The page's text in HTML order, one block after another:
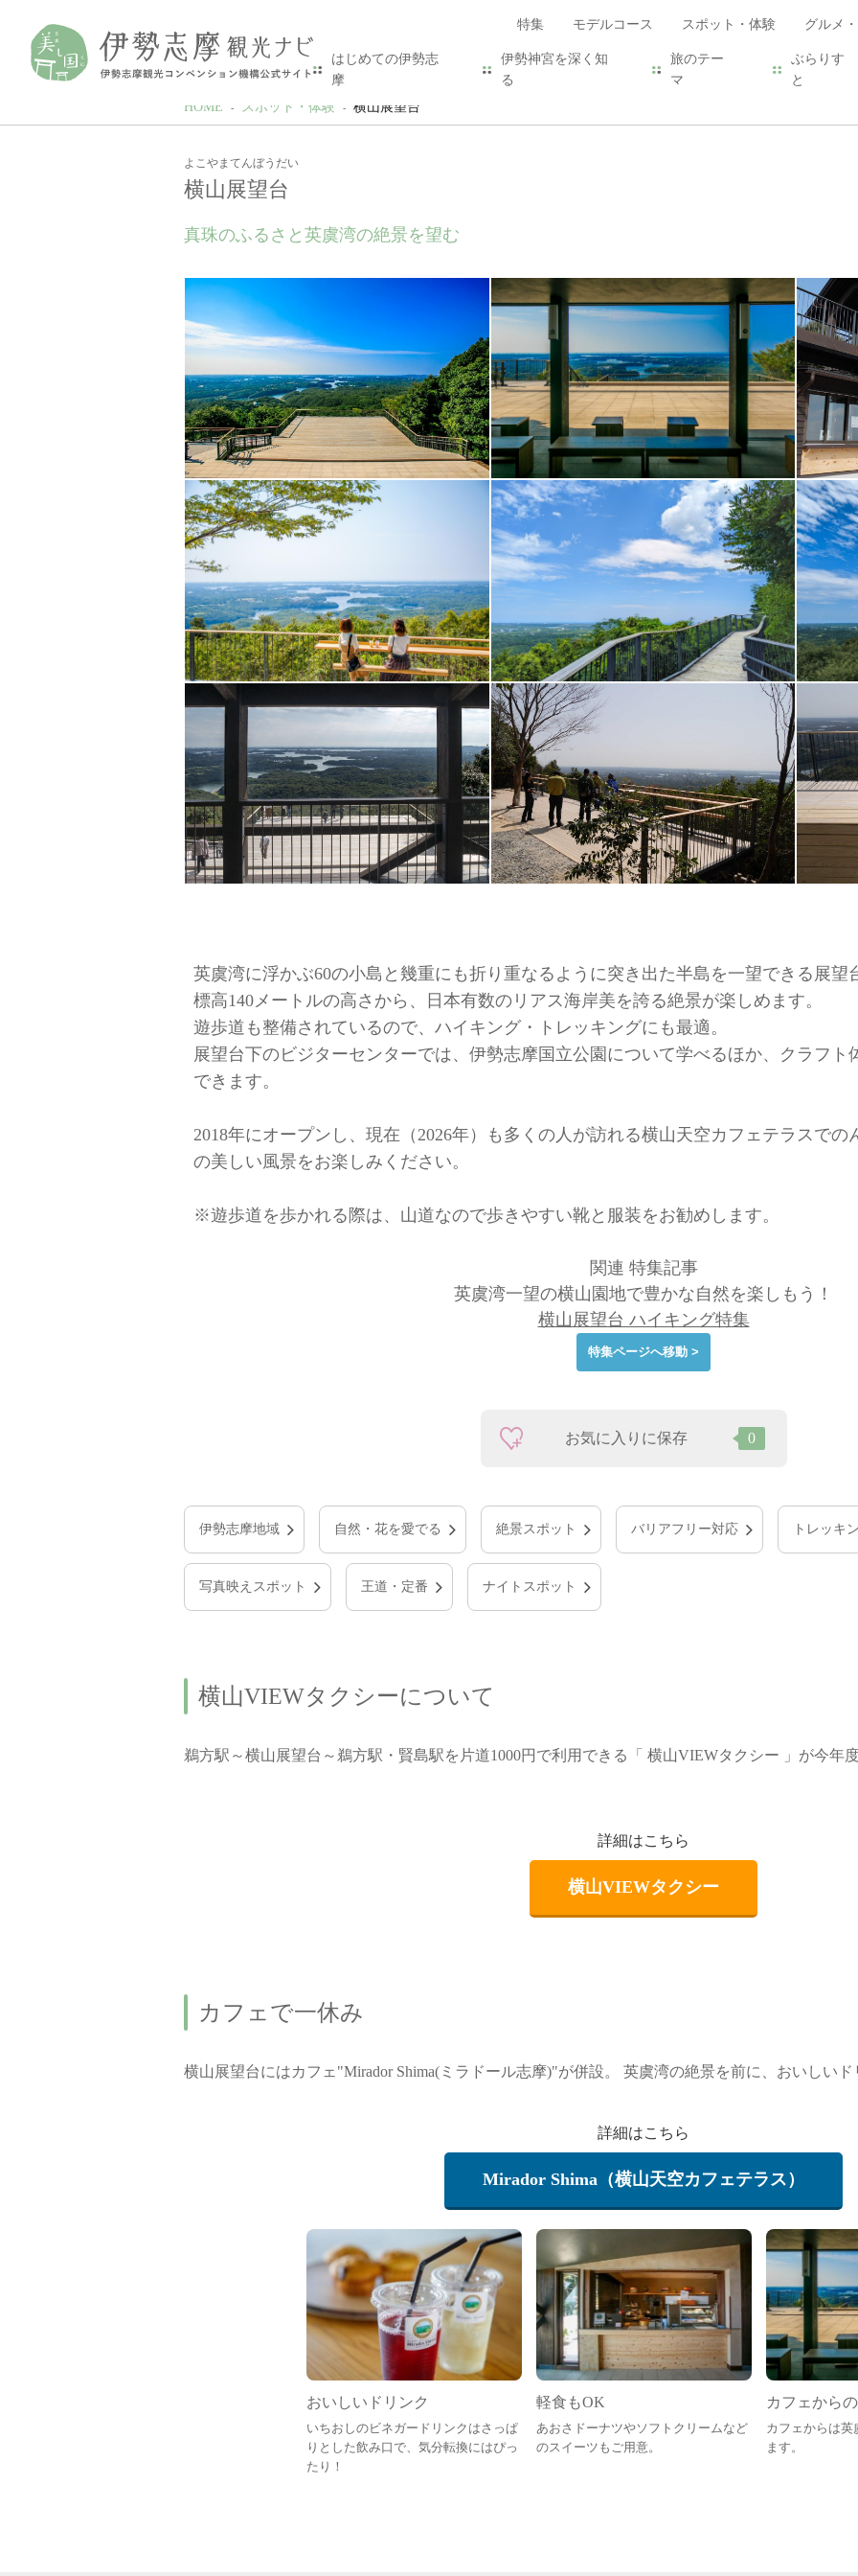
特集 モデルコース スポット・体験 グルメ
はじめての伊勢志
摩
伊勢神宮を深く知
る
旅のテー
マ
ぶらりす
と
HOME スポット・体験 横山展望台
よこやまてんぼうだい
横山展望台
真珠のふるさと英虞湾の絶景を望む
英虞湾に浮かぶ60の小島と幾重にも折り重なるように突き出た半島を一望できる展望
標高140メートルの高さから、日本有数のリアス海岸美を誇る絶景が楽しめます。
遊歩道も整備されているので、ハイキング・トレッキングにも最適。
展望台下のビジターセンターでは、伊勢志摩国立公園について学べるほか、クラフト
できます。
2018年にオープンし、現在（2026年）も多くの人が訪れる横山天空カフェテラスで
の美しい風景をお楽しみください。
※遊歩道を歩かれる際は、山道なので歩きやすい靴と服装をお勧めします。
関連 特集記事
英虞湾一望の横山園地で豊かな自然を楽しもう！
横山展望台 ハイキング特集
特集ページへ移動 >
お気に入りに保存 0
伊勢志摩地域 自然・花を愛でる 絶景スポット バリアフリー対応 トレッキ
写真映えスポット 王道・定番 ナイトスポット
横山VIEWタクシーについて
鵜方駅～横山展望台～鵜方駅・賢島駅を片道1000円で利用できる「 横山VIEWタクシー 」が今年
詳細はこちら
横山VIEWタクシー
カフェで一休み
横山展望台にはカフェ"Mirador Shima(ミラドール志摩)"が併設。 英虞湾の絶景を前に、おいしい
詳細はこちら
Mirador Shima（横山天空カフェテラス）
おいしいドリンク
いちおしのビネガードリンクはさっぱ
りとした飲み口で、気分転換にはぴっ
たり！
軽食もOK
あおさドーナツやソフトクリームなど
のスイーツもご用意。
カフェから
カフェからは英
ます。